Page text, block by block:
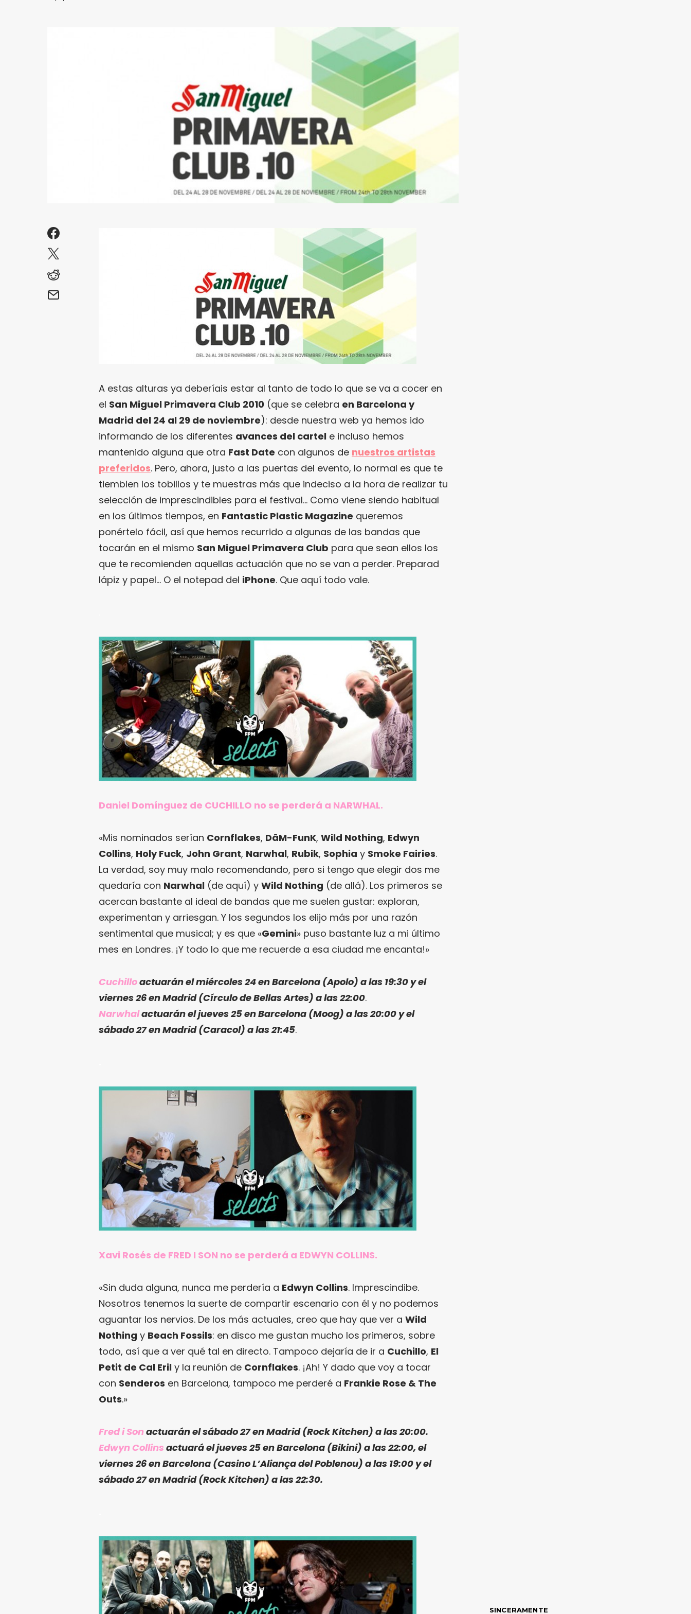
A estas alturas ya deberíais estar al tanto de todo lo que se va a cocer en
el San Miguel Primavera Club 2010 (que se celebra en Barcelona y
Madrid del 24 al 29 de noviembre): desde nuestra web ya hemos ido
informando de los diferentes avances del cartel e incluso hemos
mantenido alguna que otra Fast Date con algunos de nuestros artistas
preferidos. Pero, ahora, justo a las puertas del evento, lo normal es que te
tiemblen los tobillos y te muestras más que indeciso a la hora de realizar tu
selección de imprescindibles para el festival… Como viene siendo habitual
en los últimos tiempos, en Fantastic Plastic Magazine queremos
ponértelo fácil, así que hemos recurrido a algunas de las bandas que
tocarán en el mismo San Miguel Primavera Club para que sean ellos los
que te recomienden aquellas actuación que no se van a perder. Preparad
lápiz y papel… O el notepad del iPhone. Que aquí todo vale.
Daniel Domínguez de CUCHILLO no se perderá a NARWHAL.
«Mis nominados serían Cornflakes, DâM-FunK, Wild Nothing, Edwyn
Collins, Holy Fuck, John Grant, Narwhal, Rubik, Sophia y Smoke Fairies.
La verdad, soy muy malo recomendando, pero si tengo que elegir dos me
quedaría con Narwhal (de aquí) y Wild Nothing (de allá). Los primeros se
acercan bastante al ideal de bandas que me suelen gustar: exploran,
experimentan y arriesgan. Y los segundos los elijo más por una razón
sentimental que musical; y es que «Gemini» puso bastante luz a mi último
mes en Londres. ¡Y todo lo que me recuerde a esa ciudad me encanta!»
Cuchilloactuarán el miércoles 24 en Barcelona (Apolo) a las 19:30 y el
viernes 26 en Madrid (Círculo de Bellas Artes) a las 22:00.
Narwhalactuarán el jueves 25 en Barcelona (Moog) a las 20:00 y el
sábado 27 en Madrid (Caracol) a las 21:45.
Xavi Rosés de FRED I SON no se perderá a EDWYN COLLINS.
«Sin duda alguna, nunca me perdería a Edwyn Collins. Imprescindibe.
Nosotros tenemos la suerte de compartir escenario con él y no podemos
aguantar los nervios. De los más actuales, creo que hay que ver a Wild
Nothing y Beach Fossils: en disco me gustan mucho los primeros, sobre
todo, así que a ver qué tal en directo. Tampoco dejaría de ir a Cuchillo, El
Petit de Cal Eril y la reunión de Cornflakes. ¡Ah! Y dado que voy a tocar
con Senderos en Barcelona, tampoco me perderé a Frankie Rose & The
Outs.»
Fred i Sonactuarán el sábado 27 en Madrid (Rock Kitchen) a las 20:00.
Edwyn Collins actuará el jueves 25 en Barcelona (Bikini) a las 22:00, el
viernes 26 en Barcelona (Casino L’Aliança del Poblenou) a las 19:00 y el
sábado 27 en Madrid (Rock Kitchen) a las 22:30.
SINCERAMENTE